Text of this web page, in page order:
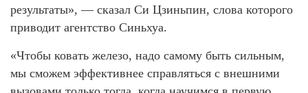
результаты», — сказал Си Цзиньпин, слова которого
приводит агентство Синьхуа.
«Чтобы ковать железо, надо самому быть сильным,
мы сможем эффективнее справляться с внешними